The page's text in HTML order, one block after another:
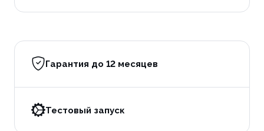
Гарантия до 12 месяцев
Тестовый запуск